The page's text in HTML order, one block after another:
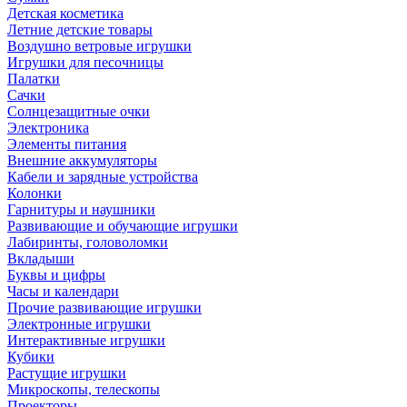
Детская косметика
Летние детские товары
Воздушно ветровые игрушки
Игрушки для песочницы
Палатки
Сачки
Солнцезащитные очки
Электроника
Элементы питания
Внешние аккумуляторы
Кабели и зарядные устройства
Колонки
Гарнитуры и наушники
Развивающие и обучающие игрушки
Лабиринты, головоломки
Вкладыши
Буквы и цифры
Часы и календари
Прочие развивающие игрушки
Электронные игрушки
Интерактивные игрушки
Кубики
Растущие игрушки
Микроскопы, телескопы